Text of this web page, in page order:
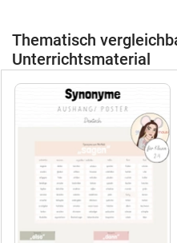
Thematisch
Unterrichtsmaterial